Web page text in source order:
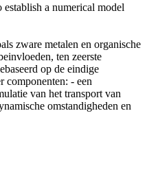
a numerical model
zware metalen en organische
ten zeerste
op de eindige
componenten: - een
van het transport van
omstandigheden en